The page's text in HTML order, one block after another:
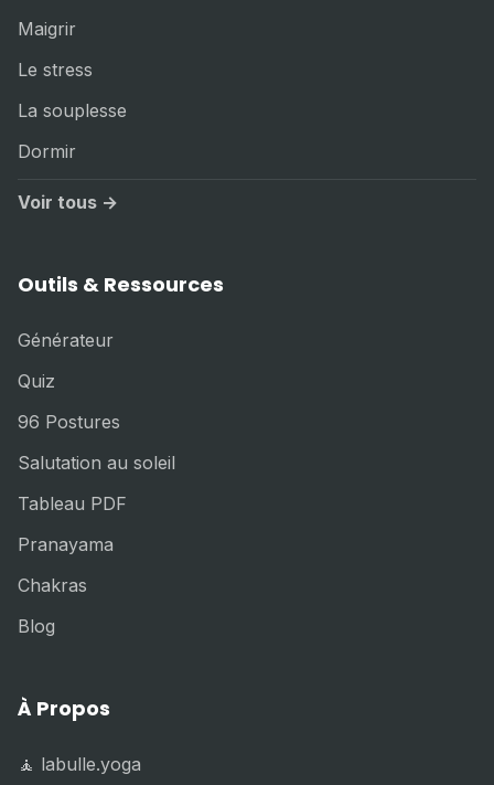
Maigrir
Le stress
La souplesse
Dormir
Voir tous →
Outils & Ressources
Générateur
Quiz
96 Postures
Salutation au soleil
Tableau PDF
Pranayama
Chakras
Blog
À Propos
🧘 labulle.yoga